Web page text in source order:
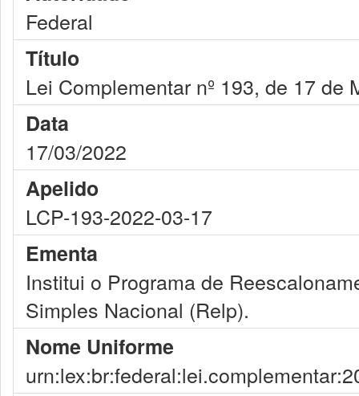
Federal
Título
Lei Complementar nº 193, de 17 de
Data
17/03/2022
Apelido
LCP-193-2022-03-17
Ementa
Institui o Programa de
Simples Nacional (Relp).
Nome Uniforme